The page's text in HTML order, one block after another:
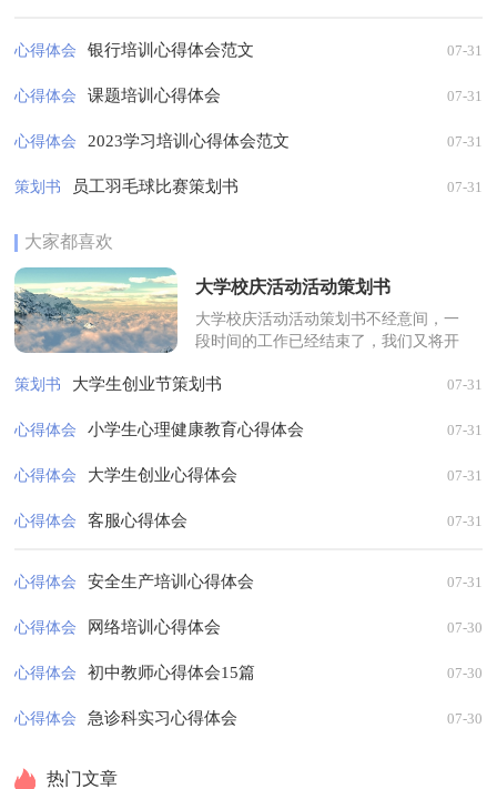
心得体会 银行培训心得体会范文 07-31
心得体会 课题培训心得体会 07-31
心得体会 2023学习培训心得体会范文 07-31
策划书 员工羽毛球比赛策划书 07-31
大家都喜欢
大学校庆活动活动策划书
大学校庆活动活动策划书不经意间，一
段时间的工作已经结束了，我们又将开
是不是要好好写一份策划书了。相信写
策划书 大学生创业节策划书 07-31
心得体会 小学生心理健康教育心得体会 07-31
心得体会 大学生创业心得体会 07-31
心得体会 客服心得体会 07-31
心得体会 安全生产培训心得体会 07-31
心得体会 网络培训心得体会 07-30
心得体会 初中教师心得体会15篇 07-30
心得体会 急诊科实习心得体会 07-30
热门文章